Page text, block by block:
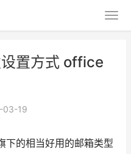
置方式 office
03-19
的相当好用的邮箱类型